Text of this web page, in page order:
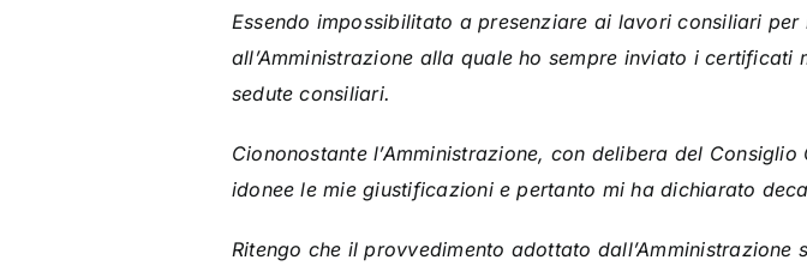
Essendo impossibilitato a presenziare ai lavori consiliari
all’Amministrazione alla quale ho sempre inviato i
sedute consiliari.
Ciononostante l’Amministrazione, con delibera del
idonee le mie giustificazioni e pertanto mi ha dichiarato
Ritengo che il provvedimento adottato